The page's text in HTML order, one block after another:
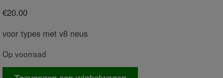
€20.00
voor types met v8 neus
Op voorraad
Grille